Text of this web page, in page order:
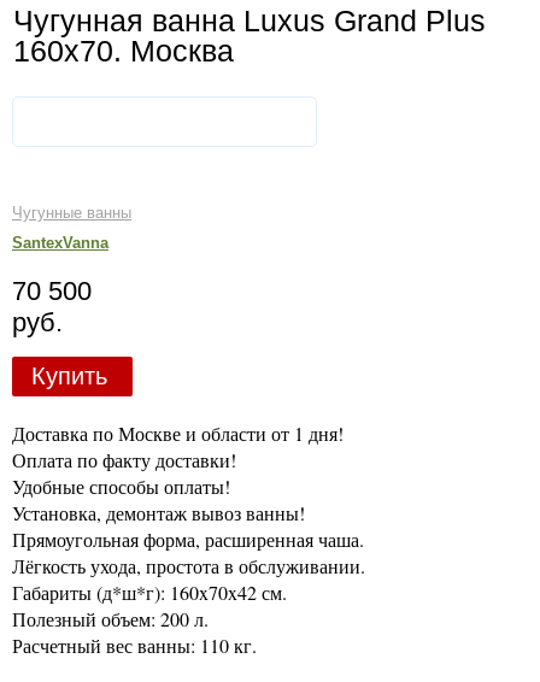
Чугунная ванна Luxus Grand Plus
160x70. Москва
Чугунные ванны
SantexVanna
70 500
руб.
Купить
Доставка по Москве и области от 1 дня!
Оплата по факту доставки!
Удобные способы оплаты!
Установка, демонтаж вывоз ванны!
Прямоугольная форма, расширенная чаша.
Лёгкость ухода, простота в обслуживании.
Габариты (д*ш*г): 160x70x42 см.
Полезный объем: 200 л.
Расчетный вес ванны: 110 кг.